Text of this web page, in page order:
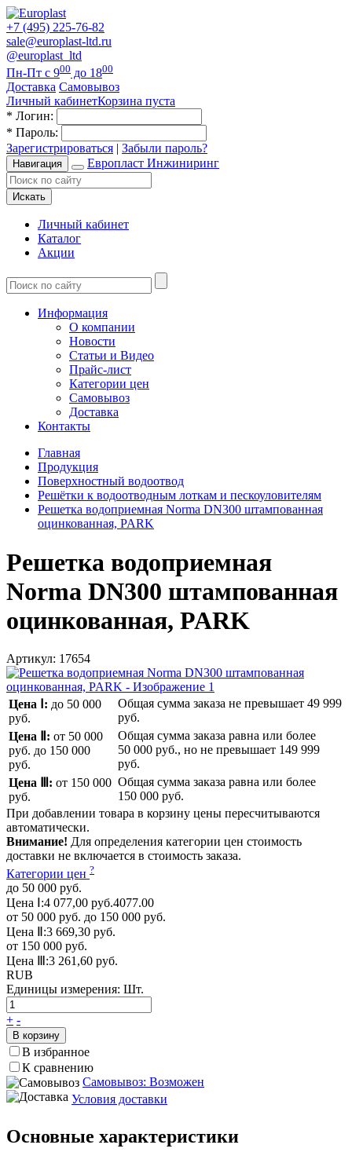
+7 (495) 225-76-82
sale@europlast-ltd.ru
@europlast_ltd
Пн-Пт с 900 до 1800
Доставка Самовывоз
Личный кабинетКорзина пуста
* Логин:
* Пароль:
Зарегистрироваться | Забыли пароль?
Навигация Европласт Инжиниринг
Искать
Личный кабинет
Каталог
Акции
Информация
О компании
Новости
Статьи и Видео
Прайс-лист
Категории цен
Самовывоз
Доставка
Контакты
Главная
Продукция
Поверхностный водоотвод
Решётки к водоотводным лоткам и пескоуловителям
Решетка водоприемная Norma DN300 штампованная
оцинкованная, PARK
Решетка водоприемная
Norma DN300 штампованная
оцинкованная, PARK
Артикул: 17654
Цена Ⅰ: до 50 000
руб.
Общая сумма заказа не превышает 49 999
руб.
Цена Ⅱ: от 50 000
руб. до 150 000
руб.
Общая сумма заказа равна или более
50 000 руб., но не превышает 149 999
руб.
Цена Ⅲ: от 150 000
руб.
Общая сумма заказа равна или более
150 000 руб.
При добавлении товара в корзину цены пересчитываются
автоматически.
Внимание! Для определения категории цен стоимость
доставки не включается в стоимость заказа.
Категории цен ?
до 50 000 руб.
Цена Ⅰ:4 077,00 руб.4077.00
от 50 000 руб. до 150 000 руб.
Цена Ⅱ:3 669,30 руб.
от 150 000 руб.
Цена Ⅲ:3 261,60 руб.
RUB
Единицы измерения: Шт.
+ -
В корзину
В избранное
К сравнению
Самовывоз: Возможен
Условия доставки
Основные характеристики